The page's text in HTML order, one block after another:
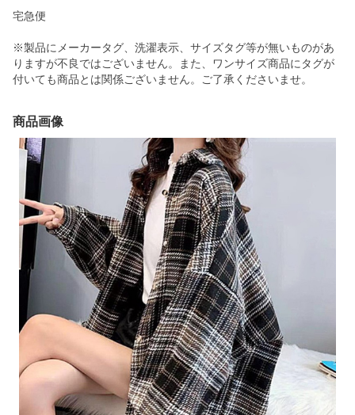
宅急便
※製品にメーカータグ、洗濯表示、サイズタグ等が無いものがあ
りますが不良ではございません。また、ワンサイズ商品にタグが
付いても商品とは関係ございません。ご了承くださいませ。
商品画像